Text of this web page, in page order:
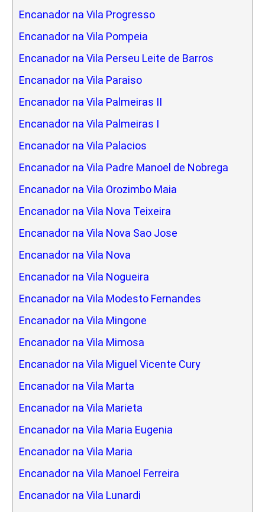
Encanador na Vila Progresso
Encanador na Vila Pompeia
Encanador na Vila Perseu Leite de Barros
Encanador na Vila Paraiso
Encanador na Vila Palmeiras II
Encanador na Vila Palmeiras I
Encanador na Vila Palacios
Encanador na Vila Padre Manoel de Nobrega
Encanador na Vila Orozimbo Maia
Encanador na Vila Nova Teixeira
Encanador na Vila Nova Sao Jose
Encanador na Vila Nova
Encanador na Vila Nogueira
Encanador na Vila Modesto Fernandes
Encanador na Vila Mingone
Encanador na Vila Mimosa
Encanador na Vila Miguel Vicente Cury
Encanador na Vila Marta
Encanador na Vila Marieta
Encanador na Vila Maria Eugenia
Encanador na Vila Maria
Encanador na Vila Manoel Ferreira
Encanador na Vila Lunardi